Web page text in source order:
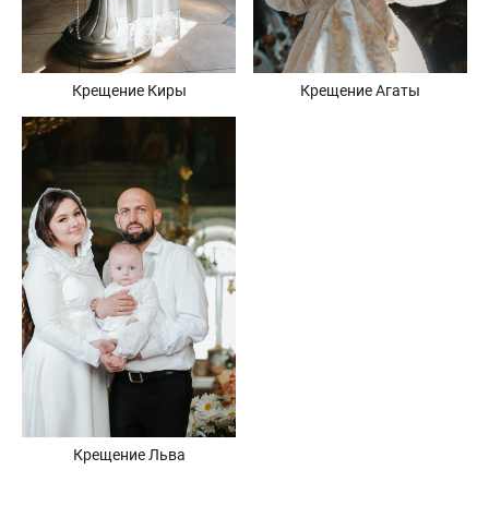
Крещение Киры Крещение Агаты
Крещение Льва